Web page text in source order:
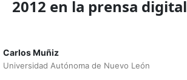
2012 en la prensa digital
Carlos Muñiz
Universidad Autónoma de Nuevo León